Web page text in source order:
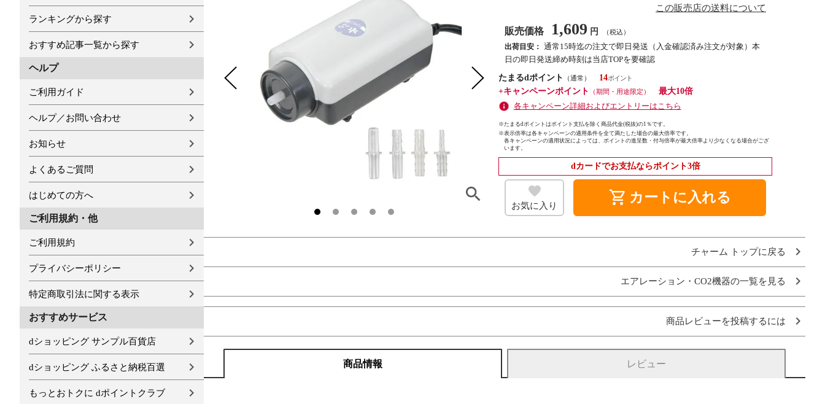
ランキングから探す
おすすめ記事一覧から探す
ヘルプ
ご利用ガイド
ヘルプ／お問い合わせ
お知らせ
よくあるご質問
はじめての方へ
ご利用規約・他
ご利用規約
プライバシーポリシー
特定商取引法に関する表示
おすすめサービス
dショッピング サンプル百貨店
dショッピング ふるさと納税百選
もっとおトクに dポイントクラブ
この販売店の送料について
販売価格 1,609 円 （税込）
出荷目安： 通常15時迄の注文で即日発送（入金確認済み注文が対象）本
日の即日発送締め時刻は当店TOPを要確認
たまるdポイント
（通常）
14
+キャンペーンポイント
（期間・用途限定）
最大10倍
各キャンペーン詳細およびエントリーはこちら
※たまるdポイントはポイント支払を除く商品代金(税抜)の1％です。
※表示倍率は各キャンペーンの適用条件を全て満たした場合の最大倍率です。
各キャンペーンの適用状況によっては、ポイントの進呈数・付与倍率が最大倍率より少なくなる場合がござ
います。
dカードでお支払ならポイント3倍
お気に入り shopping_cart カートに入れる
チャーム トップに戻る
エアレーション・CO2機器の一覧を見る
商品レビューを投稿するには
商品情報 レビュー